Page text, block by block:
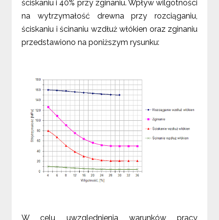
ściskaniu i 40% przy zginaniu. Wpływ wilgotności
na wytrzymałość drewna przy rozciąganiu,
ściskaniu i ścinaniu wzdłuż włókien oraz zginaniu
przedstawiono na poniższym rysunku:
W celu uwzględnienia warunków pracy